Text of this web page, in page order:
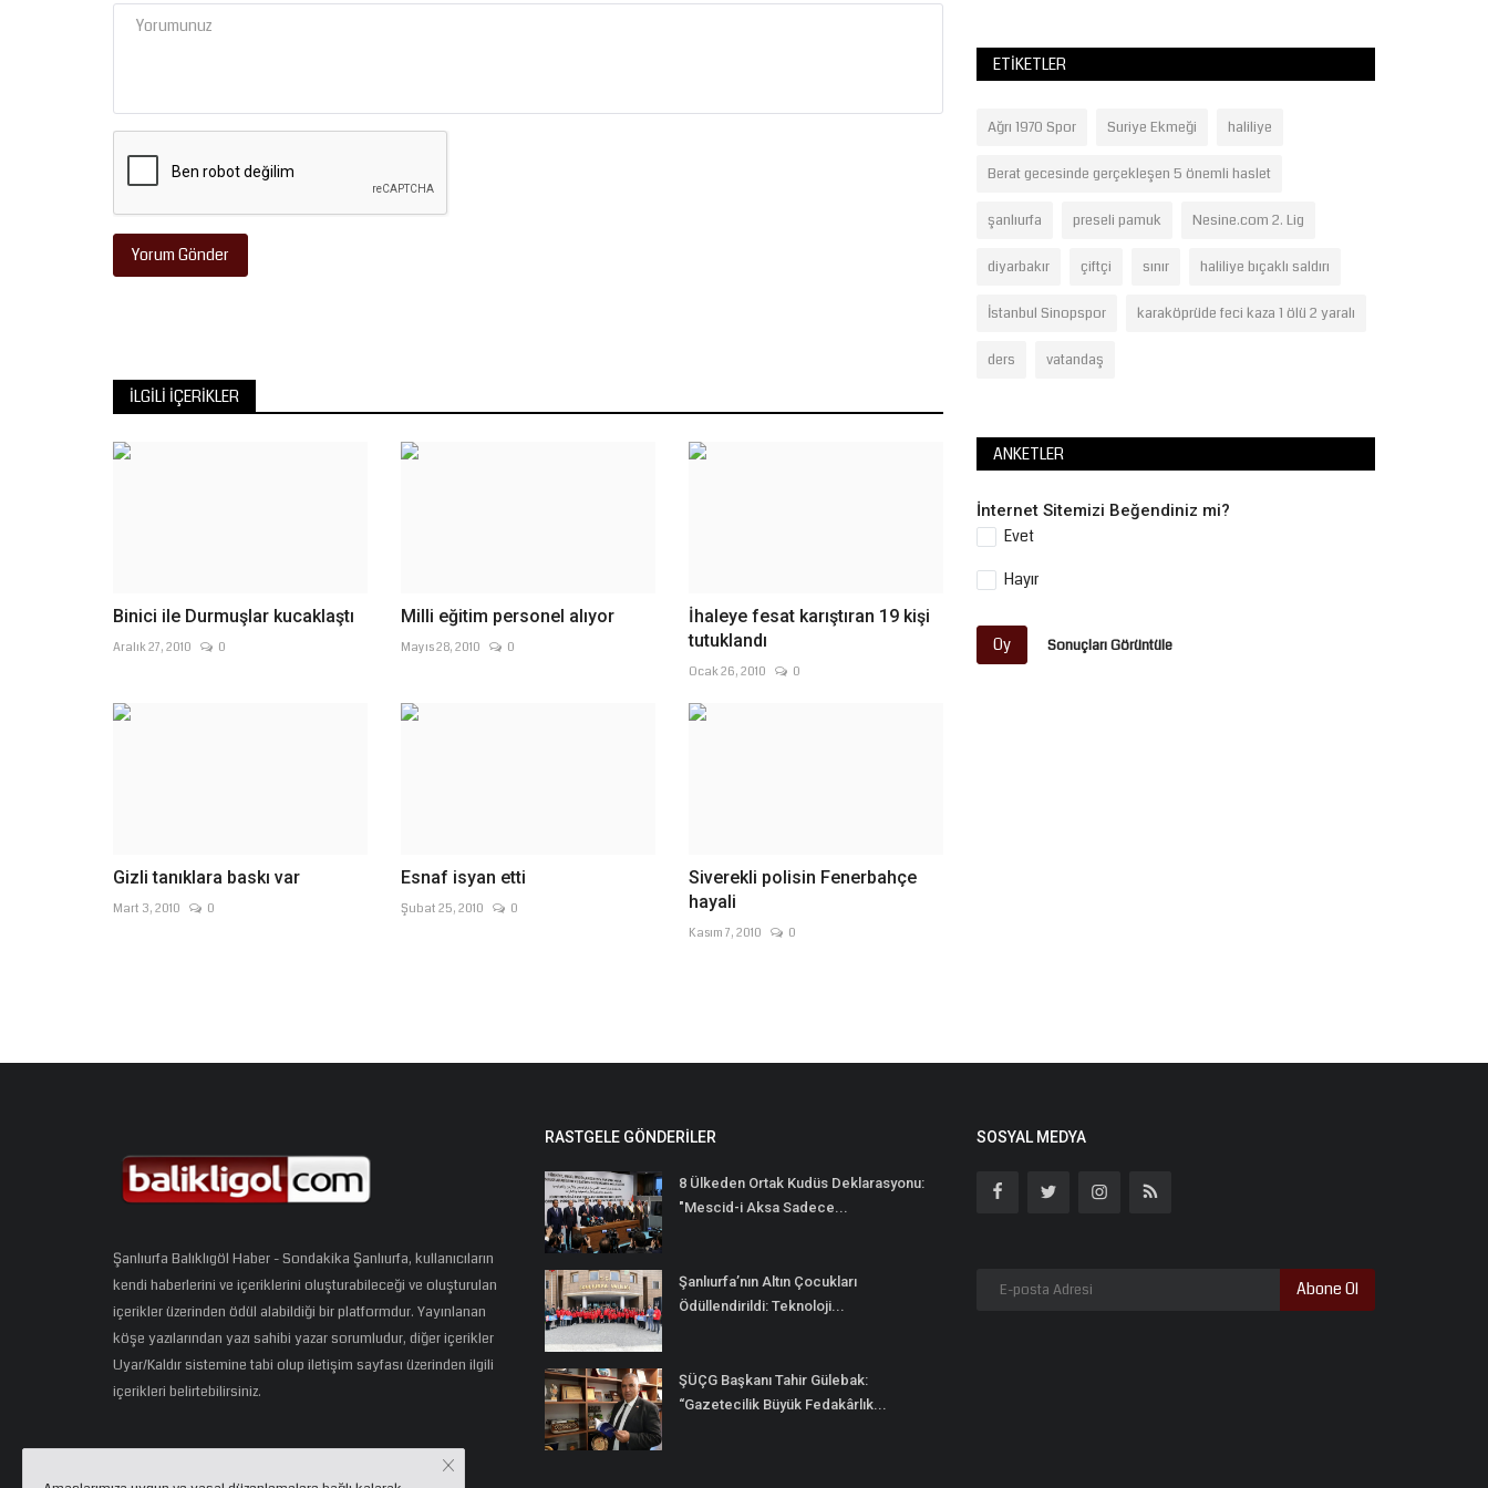
Yorum Gönder
İLGILI İÇERIKLER
Binici ile Durmuşlar kucaklaştı
Aralık 27, 2010 0
Milli eğitim personel alıyor
Mayıs 28, 2010 0
İhaleye fesat karıştıran 19 kişi
tutuklandı
Ocak 26, 2010 0
Gizli tanıklara baskı var
Mart 3, 2010 0
Esnaf isyan etti
Şubat 25, 2010 0
Siverekli polisin Fenerbahçe
hayali
Kasım 7, 2010 0
ETIKETLER
Ağrı 1970 Spor Suriye Ekmeği haliliye
Berat gecesinde gerçekleşen 5 önemli haslet
şanlıurfa preseli pamuk Nesine.com 2. Lig
diyarbakır çiftçi sınır haliliye bıçaklı saldırı
İstanbul Sinopspor karaköprüde feci kaza 1 ölü 2 yaralı
ders vatandaş
ANKETLER
İnternet Sitemizi Beğendiniz mi?
Evet
Hayır
Oy Sonuçları Görüntüle
Şanlıurfa Balıklıgöl Haber - Sondakika Şanlıurfa, kullanıcıların
kendi haberlerini ve içeriklerini oluşturabileceği ve oluşturulan
içerikler üzerinden ödül alabildiği bir platformdur. Yayınlanan
köşe yazılarından yazı sahibi yazar sorumludur, diğer içerikler
Uyar/Kaldır sistemine tabi olup iletişim sayfası üzerinden ilgili
içerikleri belirtebilirsiniz.
RASTGELE GÖNDERILER
8 Ülkeden Ortak Kudüs Deklarasyonu:
"Mescid-i Aksa Sadece...
Şanlıurfa’nın Altın Çocukları
Ödüllendirildi: Teknoloji...
ŞÜÇG Başkanı Tahir Gülebak:
“Gazetecilik Büyük Fedakârlık...
SOSYAL MEDYA
Abone Ol